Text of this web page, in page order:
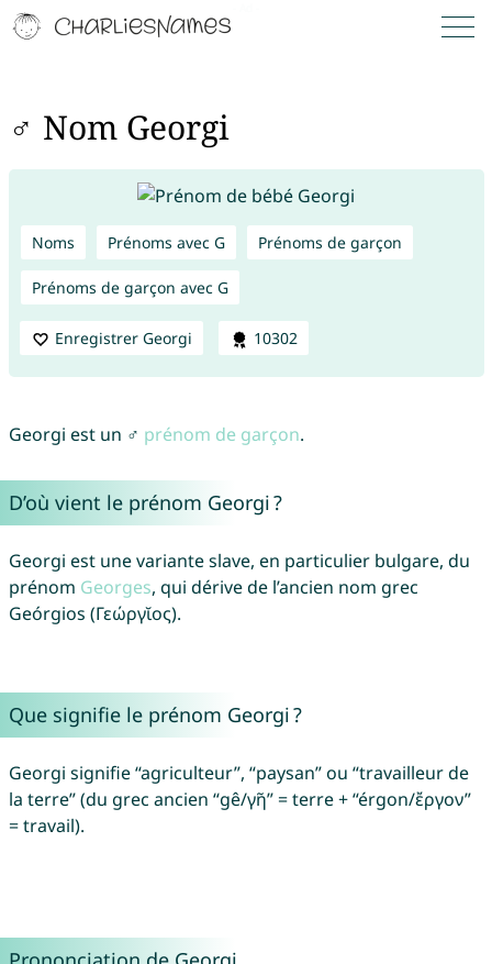
♂ Nom Georgi
Noms Prénoms avec G Prénoms de garçon
Prénoms de garçon avec G
Enregistrer Georgi 10302
Georgi est un ♂ prénom de garçon.
D’où vient le prénom Georgi ?
Georgi est une variante slave, en particulier bulgare, du
prénom Georges, qui dérive de l’ancien nom grec
Geórgios (Γεώργῐος).
Que signifie le prénom Georgi ?
Georgi signifie “agriculteur”, “paysan” ou “travailleur de
la terre” (du grec ancien “gê/γῆ” = terre + “érgon/ἔργον”
= travail).